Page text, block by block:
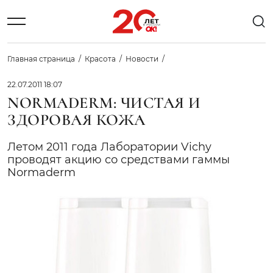
Главная страница Красота Новости
22.07.2011 18:07
NORMADERM: ЧИСТАЯ И
ЗДОРОВАЯ КОЖА
Летом 2011 года Лаборатории Vichy
проводят акцию со средствами гаммы
Normaderm